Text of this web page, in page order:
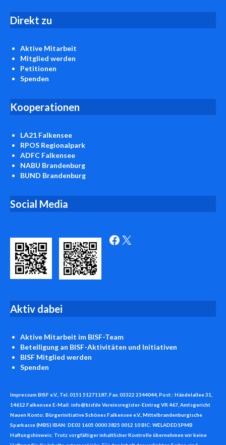
Direkt zu
Aktive Mitarbeit
Mitglied werden
Petitionen
Spenden
Kooperationen
LA21 Falkensee
RPOS Regionalpark
ADFC Falkensee
NABU Brandenburg
BUND Brandenburg
Social Media
Facebook X
Aktiv dabei
Aktive Mitarbeit im BISF-Team
Beteiligung an BISF-Aktivitäten und Initiativen
BISF Mitglied werden
Spenden
Impressum BISF e.V., Tel. 0151 51271187, Fax. 03322 2344044, Post:: Händelallee 31,
14612 Falkensee E-Mail: info@bisf.de Vereinsregister-Eintrag VR 467, Amtsgericht
Nauen Konto: Bürgerinitiative Schönes Falkensee e.V., Mittelbrandenburgische
Sparkasse (MBS) IBAN: DE03 1605 0000 3825 0012 10 BIC: WELADED1PMB
Haftungshinweis: Trotz sorgfältiger inhaltlicher Kontrolle übernehmen wir keine